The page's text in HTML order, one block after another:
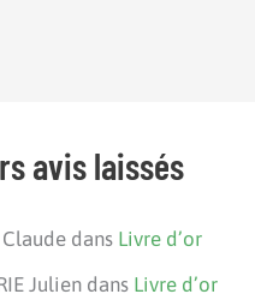
avis laissés
dans Livre d’or
Julien dans Livre d’or